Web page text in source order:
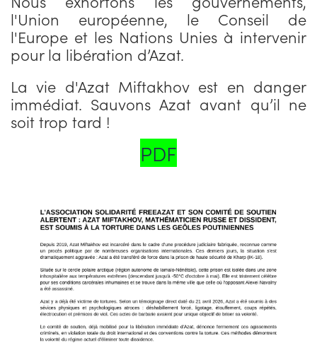
l'Union européenne, le Conseil de
l'Europe et les Nations Unies à intervenir
pour la libération d’Azat.
La vie d'Azat Miftakhov est en danger
immédiat. Sauvons Azat avant qu’il ne
soit trop tard !
PDF